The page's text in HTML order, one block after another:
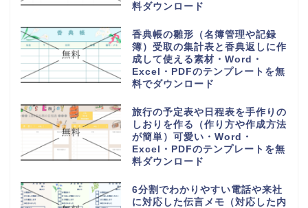
料ダウンロード
香典帳の雛形（名簿管理や記録
簿）受取の集計表と香典返しに作
成して使える素材・Word・
Excel・PDFのテンプレートを無
料でダウンロード
旅行の予定表や日程表を手作りの
しおりを作る（作り方や作成方法
が簡単）可愛い・Word・
Excel・PDFのテンプレートを無
料ダウンロード
6分割でわかりやすい電話や来社
に対応した伝言メモ（対応した内